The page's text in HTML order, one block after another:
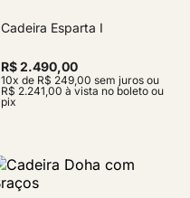
Cadeira Esparta I
R$ 2.490,00
10x de R$ 249,00 sem juros ou
R$ 2.241,00 à vista no boleto ou
pix